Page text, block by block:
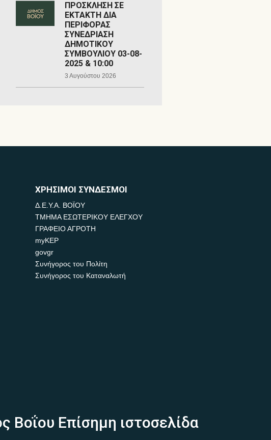
ΠΡΟΣΚΛΗΣΗ ΣΕ
ΕΚΤΑΚΤΗ ΔΙΑ
ΠΕΡΙΦΟΡΑΣ
ΣΥΝΕΔΡΙΑΣΗ
ΔΗΜΟΤΙΚΟΥ
ΣΥΜΒΟΥΛΙΟΥ 03-08-
2025 & 10:00
3 Αυγούστου 2026
ΧΡΗΣΙΜΟΙ ΣΥΝΔΕΣΜΟΙ
Δ.Ε.Υ.Α. ΒΟΪΟΥ
ΤΜΗΜΑ ΕΣΩΤΕΡΙΚΟΥ ΕΛΕΓΧΟΥ
ΓΡΑΦΕΙΟ ΑΓΡΟΤΗ
myKEP
govgr
Συνήγορος του Πολίτη
Συνήγορος του Καταναλωτή
Βοΐου Επίσημη ιστοσελίδα